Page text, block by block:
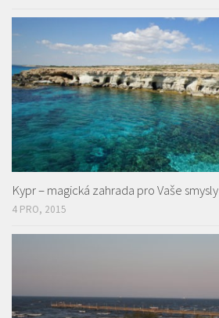
Kypr – magická zahrada pro Vaše smysly
4 PRO, 2015